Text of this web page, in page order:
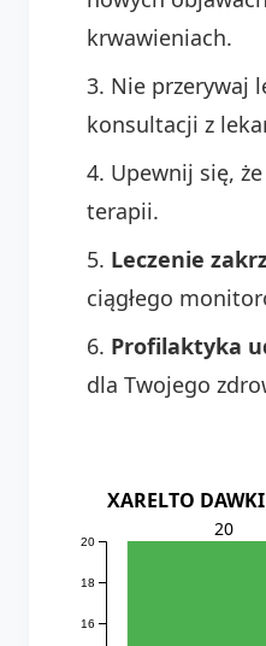
krwawieniach.
Nie przerywaj
konsultacji z
Upewnij się,
terapii.
Leczenie
ciągłego
Profilaktyka
dla Twojego
XARELTO
16
18
20
20